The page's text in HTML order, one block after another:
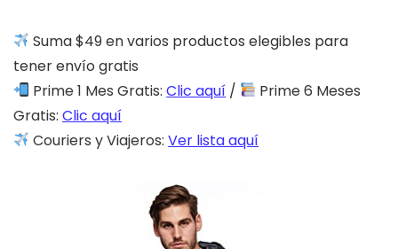
Suma $49 en varios productos elegibles para
tener envío gratis
Prime 1 Mes Gratis:Clic aquí /
Prime 6 Meses
Gratis: Clic aquí
Couriers y Viajeros:Ver lista aquí